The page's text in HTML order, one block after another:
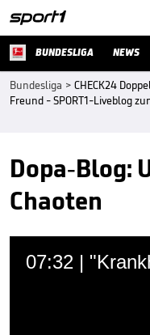
BUNDESLIGA NEWS
Bundesliga > CHECK24
Freund - SPORT1-Liveblog
Dopa-Blog:
Chaoten